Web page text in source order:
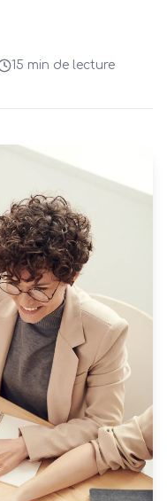
15 min de lecture